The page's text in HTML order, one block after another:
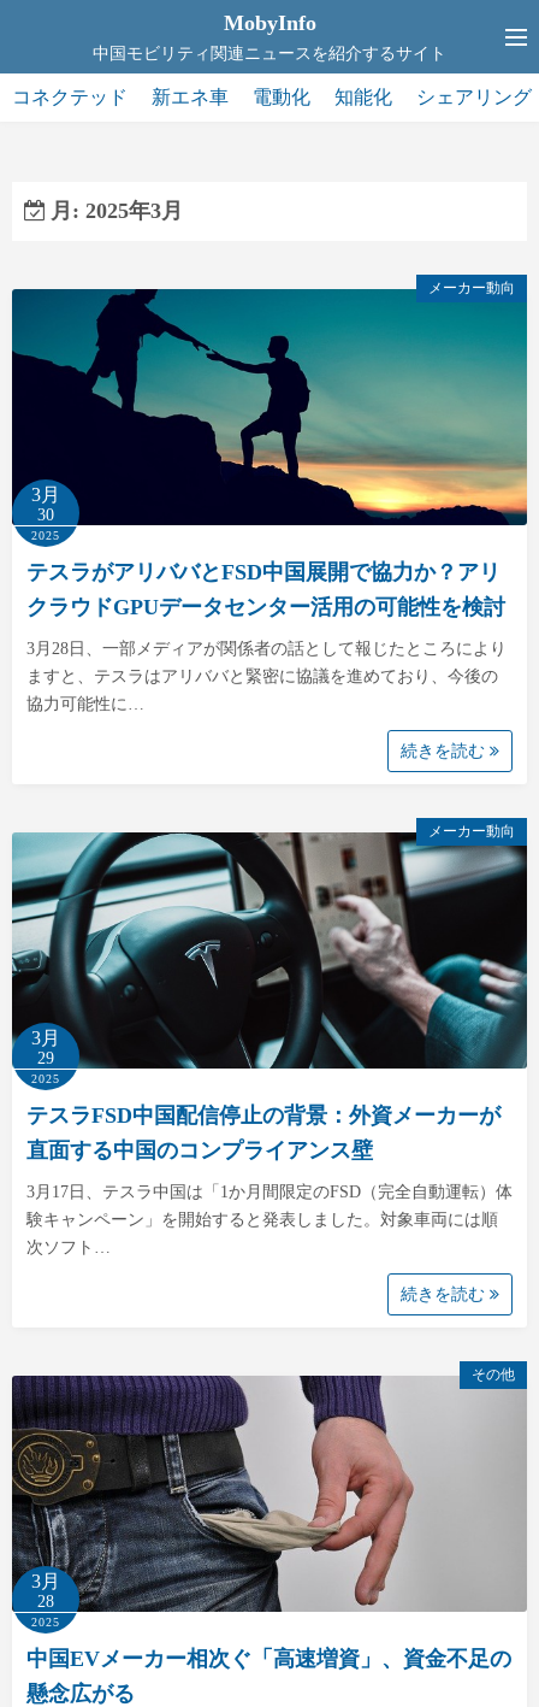
テ
ン
プ
MobyInfo
中国モビリティ関連ニュースを紹介するサイト
コネクテッド 新エネ車 電動化 知能化 シェアリング
月: 2025年3月
メーカー動向
3月
30
2025
テスラがアリババとFSD中国展開で協力か？アリ
クラウドGPUデータセンター活用の可能性を検討
3月28日、一部メディアが関係者の話として報じたところにより
ますと、テスラはアリババと緊密に協議を進めており、今後の
協力可能性に…
続きを読む
メーカー動向
3月
29
2025
テスラFSD中国配信停止の背景：外資メーカーが
直面する中国のコンプライアンス壁
3月17日、テスラ中国は「1か月間限定のFSD（完全自動運転）体
験キャンペーン」を開始すると発表しました。対象車両には順
次ソフト…
続きを読む
その他
3月
28
2025
中国EVメーカー相次ぐ「高速増資」、資金不足の
懸念広がる